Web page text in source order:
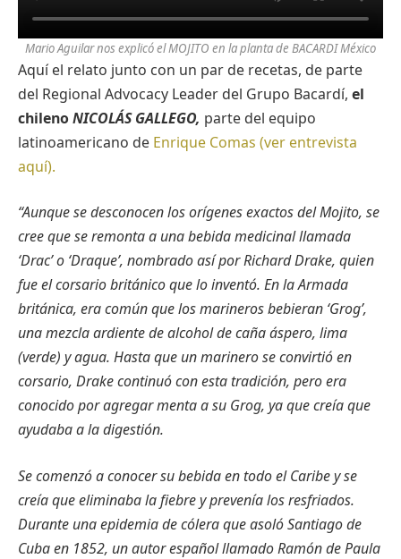
Mario Aguilar nos explicó el MOJITO en la planta de BACARDI México
Aquí el relato junto con un par de recetas, de parte
del Regional Advocacy Leader del Grupo Bacardí, el
chilenoNICOLÁS GALLEGO, parte del equipo
latinoamericano de Enrique Comas (ver entrevista
aquí).
“Aunque se desconocen los orígenes exactos del Mojito, se
cree que se remonta a una bebida medicinal llamada
‘Drac’ o ‘Draque’, nombrado así por Richard Drake, quien
fue el corsario británico que lo inventó. En la Armada
británica, era común que los marineros bebieran ‘Grog’,
una mezcla ardiente de alcohol de caña áspero, lima
(verde) y agua. Hasta que un marinero se convirtió en
corsario, Drake continuó con esta tradición, pero era
conocido por agregar menta a su Grog, ya que creía que
ayudaba a la digestión.
Se comenzó a conocer su bebida en todo el Caribe y se
creía que eliminaba la fiebre y prevenía los resfriados.
Durante una epidemia de cólera que asoló Santiago de
Cuba en 1852, un autor español llamado Ramón de Paula